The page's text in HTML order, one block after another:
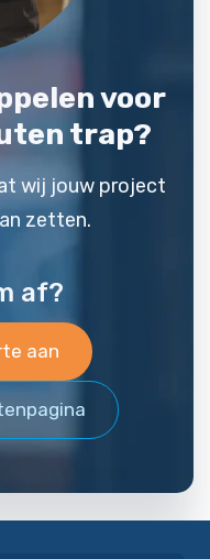
voor
trap?
wij jouw project
zetten.
af?
aan